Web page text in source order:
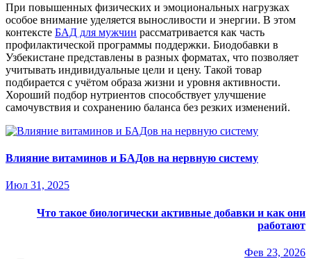
При повышенных физических и эмоциональных нагрузках
особое внимание уделяется выносливости и энергии. В этом
контексте БАД для мужчин рассматривается как часть
профилактической программы поддержки. Биодобавки в
Узбекистане представлены в разных форматах, что позволяет
учитывать индивидуальные цели и цену. Такой товар
подбирается с учётом образа жизни и уровня активности.
Хороший подбор нутриентов способствует улучшение
самочувствия и сохранению баланса без резких изменений.
Влияние витаминов и БАДов на нервную систему
Июл 31, 2025
Что такое биологически активные добавки и как они
работают
Фев 23, 2026